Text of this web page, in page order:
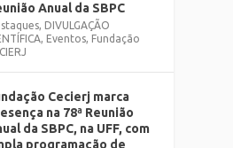
Anual da SBPC
, DIVULGAÇÃO
, Eventos, Fundação
Cecierj marca
na 78ª Reunião
da SBPC, na UFF, com
programação de